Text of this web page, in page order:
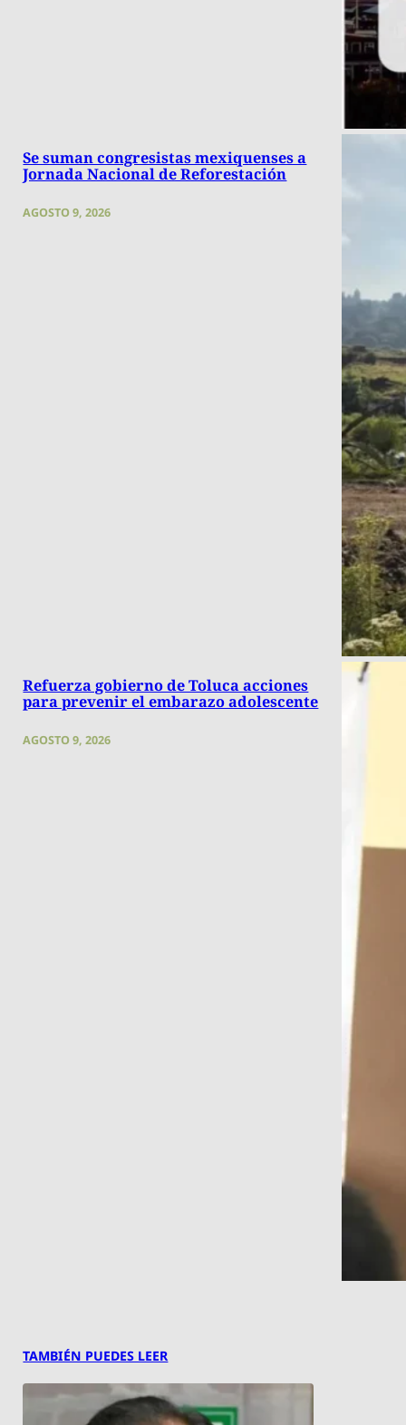
Se suman congresistas mexiquenses a
Jornada Nacional de Reforestación
AGOSTO 9, 2026
Refuerza gobierno de Toluca acciones
para prevenir el embarazo adolescente
AGOSTO 9, 2026
TAMBIÉN PUEDES LEER